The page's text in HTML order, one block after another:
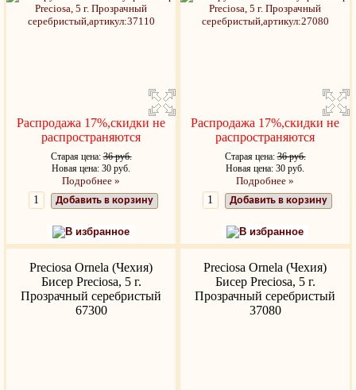
Распродажа 17%,скидки не
распространяются
Старая цена:36 руб.
Новая цена: 30 руб.
Подробнее »
Добавить в корзину
В избранное
Распродажа 17%,скидки не
распространяются
Старая цена:36 руб.
Новая цена: 30 руб.
Подробнее »
Добавить в корзину
В избранное
Preciosa Ornela (Чехия)
Бисер Preciosa, 5 г.
Прозрачный серебристый
67300
Preciosa Ornela (Чехия)
Бисер Preciosa, 5 г.
Прозрачный серебристый
37080